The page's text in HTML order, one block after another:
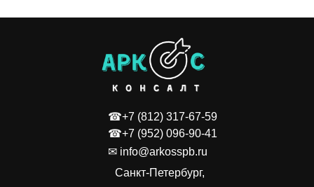
☎+7 (812) 317-67-59
☎+7 (952) 096-90-41
✉ info@arkosspb.ru
Санкт-Петербург,